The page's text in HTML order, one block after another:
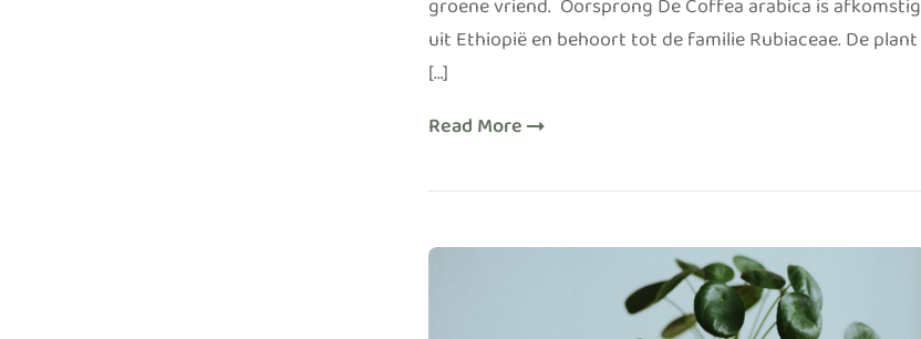
groene vriend. Oorsprong De Coffea arabica is afkomstig
uit Ethiopië en behoort tot de familie Rubiaceae. De plant
[…]
Read More